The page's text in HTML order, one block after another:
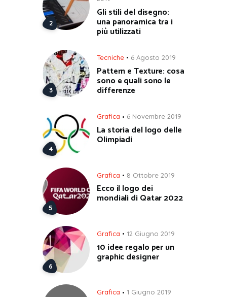
Gli stili del disegno:
una panoramica tra i
più utilizzati
Tecniche 6 Agosto 2019
Pattern e Texture: cosa
sono e quali sono le
differenze
Grafica 6 Novembre 2019
La storia del logo delle
Olimpiadi
Grafica 8 Ottobre 2019
Ecco il logo dei
mondiali di Qatar 2022
Grafica 12 Giugno 2019
10 idee regalo per un
graphic designer
Grafica 1 Giugno 2019